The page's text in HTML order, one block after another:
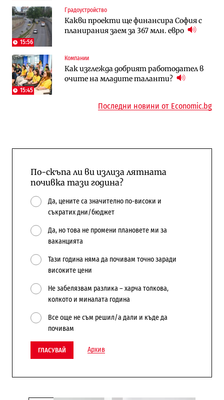
15:56
Градоустройство
Какви проекти ще финансира София с
планирания заем за 367 млн. евро
15:45
Компании
Как изглежда добрият работодател в
очите на младите таланти?
Общините вече зависят от
централната власт за 75% от
бюджетите си
Последни дни с обозначаване на цените
в лева: Какво предстои?
Жилищата в България поскъпват при
намаляващо население и все повече
сгради
А1 отново е лидер при технологичните
компании и системните интегратори
Последни новини от Economic.bg
По-скъпа ли ви излиза лятната
почивка тази година?
Да, цените са значително по-високи и
съкратих дни/бюджет
Да, но това не промени плановете ми за
ваканцията
Тази година няма да почивам точно заради
високите цени
Не забелязвам разлика – харча толкова,
колкото и миналата година
Все още не съм решил/а дали и къде да
почивам
ГЛАСУВАЙ Архив